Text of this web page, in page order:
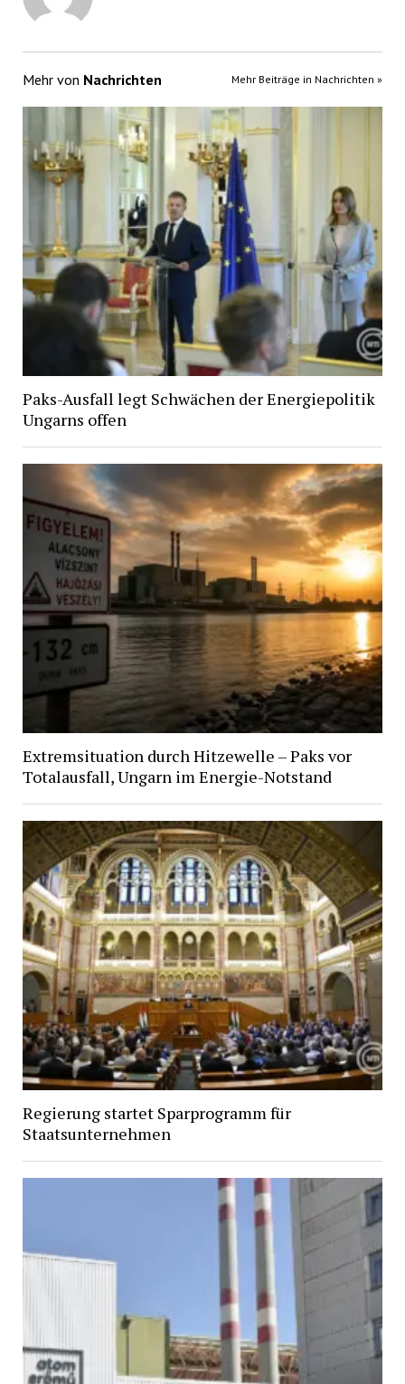
Mehr von Nachrichten Mehr Beiträge in Nachrichten »
Paks-Ausfall legt Schwächen der Energiepolitik
Ungarns offen
Extremsituation durch Hitzewelle – Paks vor
Totalausfall, Ungarn im Energie-Notstand
Regierung startet Sparprogramm für
Staatsunternehmen